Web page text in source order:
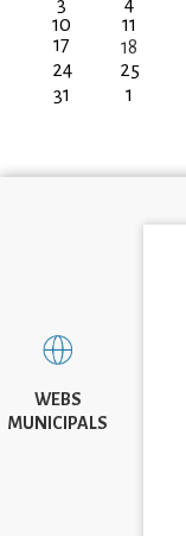
3 4
10
11
17
18
24
25
31
1
WEBS
MUNICIPALS